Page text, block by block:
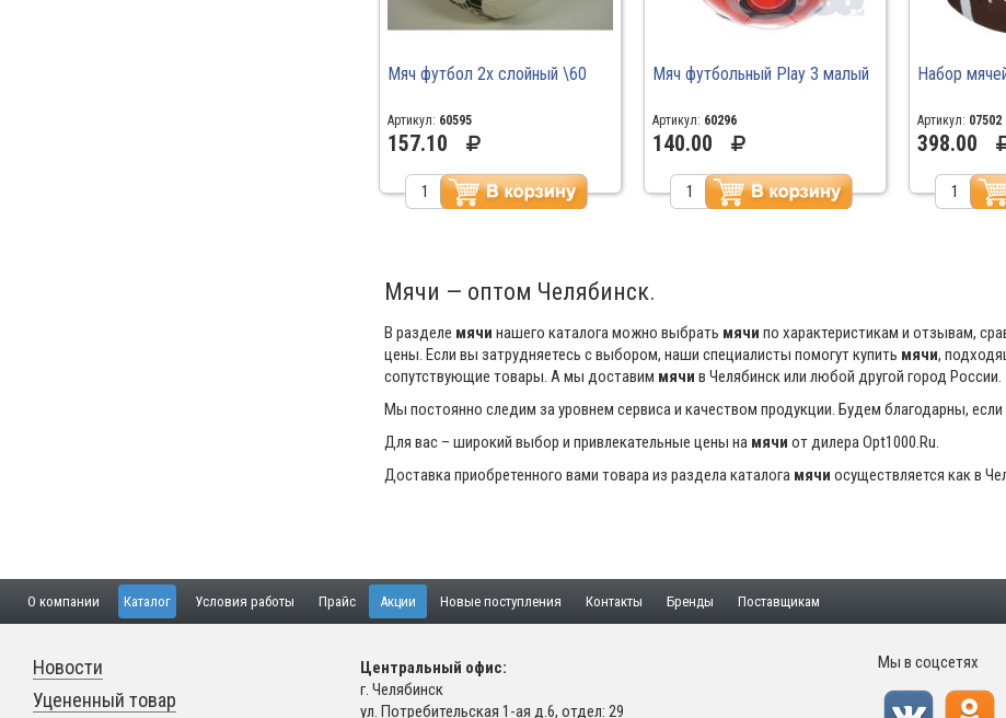
Мяч футбол 2х слойный \60
Артикул: 60595
157.10
Мяч футбольный Play 3 малый
Артикул: 60296
140.00
Набор
Артикул: 07502
398.00
Мячи — оптом Челябинск.
В разделе мячи нашего каталога можно выбрать мячи по характеристикам и отзывам,
цены. Если вы затрудняетесь с выбором, наши специалисты помогут купить мячи,
сопутствующие товары. А мы доставим мячи в Челябинск или любой другой город России.
Мы постоянно следим за уровнем сервиса и качеством продукции. Будем благодарны,
Для вас – широкий выбор и привлекательные цены на мячи от дилера Opt1000.Ru.
Доставка приобретенного вами товара из раздела каталога мячи осуществляется как в
О компании Каталог Условия работы Прайс Акции Новые поступления Контакты Бренды Поставщикам
Новости
Уцененный товар
Центральный офис:
г. Челябинск
ул. Потребительская 1-ая д.6, отдел: 29
Мы в соцсетях